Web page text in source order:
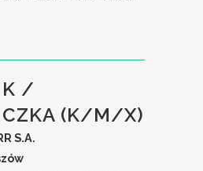
/
(K/M/X)
S.A.